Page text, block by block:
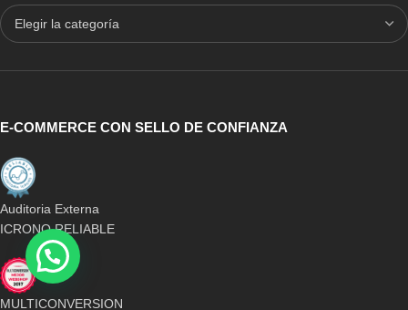
E-COMMERCE CON SELLO DE CONFIANZA
Auditoria Externa
ICRONO RELIABLE
MULTICONVERSION